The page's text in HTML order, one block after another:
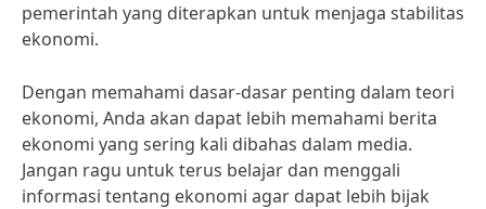
pemerintah yang diterapkan untuk menjaga stabilitas
ekonomi.
Dengan memahami dasar-dasar penting dalam teori
ekonomi, Anda akan dapat lebih memahami berita
ekonomi yang sering kali dibahas dalam media.
Jangan ragu untuk terus belajar dan menggali
informasi tentang ekonomi agar dapat lebih bijak